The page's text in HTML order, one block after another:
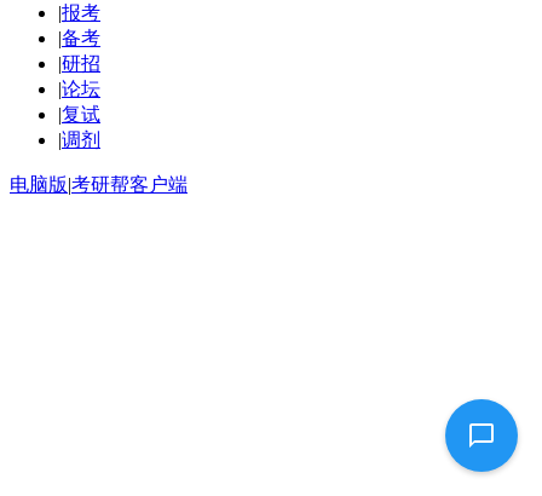
|报考
|备考
|研招
|论坛
|复试
|调剂
电脑版|考研帮客户端